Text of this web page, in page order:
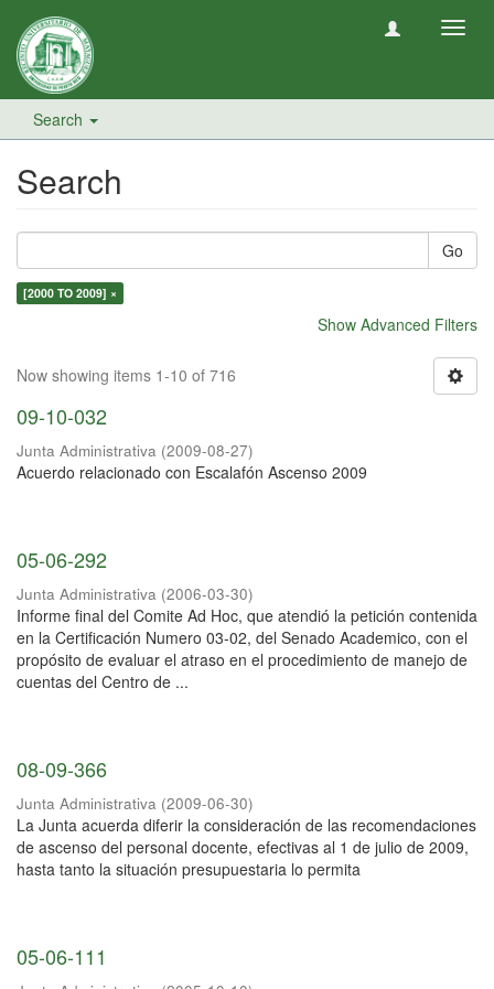
Search
Search
Go
[2000 TO 2009] ×
Show Advanced Filters
Now showing items 1-10 of 716
09-10-032
Junta Administrativa (2009-08-27)
Acuerdo relacionado con Escalafón Ascenso 2009
05-06-292
Junta Administrativa (2006-03-30)
Informe final del Comite Ad Hoc, que atendió la petición contenida
en la Certificación Numero 03-02, del Senado Academico, con el
propósito de evaluar el atraso en el procedimiento de manejo de
cuentas del Centro de ...
08-09-366
Junta Administrativa (2009-06-30)
La Junta acuerda diferir la consideración de las recomendaciones
de ascenso del personal docente, efectivas al 1 de julio de 2009,
hasta tanto la situación presupuestaria lo permita
05-06-111